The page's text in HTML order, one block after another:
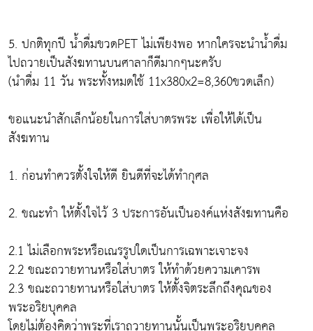
5. ปกติทุกปี น้ำดื่มขวดPET ไม่เพียงพอ หากใครจะนำน้ำดื่ม
ไปถวายเป็นสังฆทานบนศาลาก็ดีมากๆนะครับ
(นำดื่ม 11 วัน พระทั้งหมดใช้ 11x380x2=8,360ขวดเล็ก)
ขอแนะนำสักเล็กน้อยในการใส่บาตรพระ เพื่อให้ได้เป็น
สังฆทาน
1. ก่อนทำควรตั้งใจให้ดี ยินดีที่จะได้ทำกุศล
2. ขณะทำ ให้ตั้งใจไว้ 3 ประการอันเป็นองค์แห่งสังฆทานคือ
2.1 ไม่เลือกพระหรือเณรรูปใดเป็นการเฉพาะเจาะจง
2.2 ขณะถวายทานหรือใส่บาตร ให้ทำด้วยความเคารพ
2.3 ขณะถวายทานหรือใส่บาตร ให้ตั้งจิตระลึกถึงคุณของ
พระอริยบุคคล